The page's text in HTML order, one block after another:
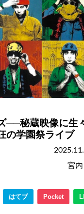
──秘蔵映像に生
の学園祭ライブ
宮
はてブ Pocket